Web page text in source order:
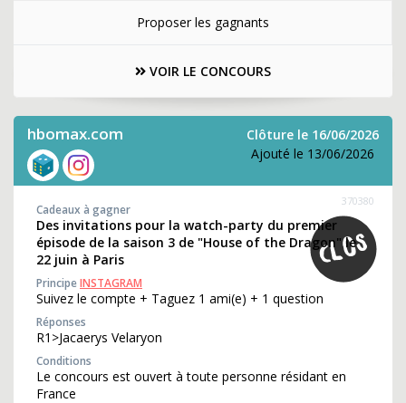
Proposer les gagnants
VOIR LE CONCOURS
hbomax.com
Clôture le 16/06/2026
Ajouté le 13/06/2026
370380
Cadeaux à gagner
Des invitations pour la watch-party du premier
épisode de la saison 3 de "House of the Dragon" le
22 juin à Paris
PrincipeINSTAGRAM
Suivez le compte + Taguez 1 ami(e) + 1 question
Réponses
R1>Jacaerys Velaryon
Conditions
Le concours est ouvert à toute personne résidant en
France